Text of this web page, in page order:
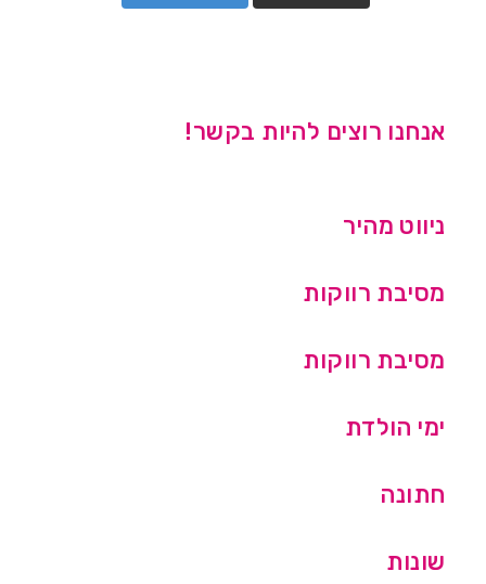
אנחנו רוצים להיות בקשר!
ניווט מהיר
מסיבת רווקות
מסיבת רווקות
ימי הולדת
חתונה
שונות